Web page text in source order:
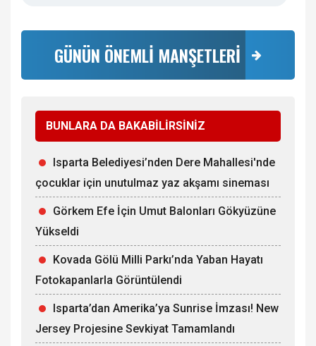
GÜNÜN ÖNEMLİ MANŞETLERİ
BUNLARA DA BAKABİLİRSİNİZ
Isparta Belediyesi’nden Dere Mahallesi'nde
çocuklar için unutulmaz yaz akşamı sineması
Görkem Efe İçin Umut Balonları Gökyüzüne
Yükseldi
Kovada Gölü Milli Parkı’nda Yaban Hayatı
Fotokapanlarla Görüntülendi
Isparta’dan Amerika’ya Sunrise İmzası! New
Jersey Projesine Sevkiyat Tamamlandı